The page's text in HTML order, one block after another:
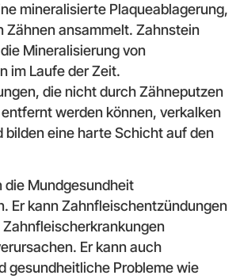
mineralisierte Plaqueablagerung,
Zähnen ansammelt. Zahnstein
Mineralisierung von
im Laufe der Zeit.
die nicht durch Zähneputzen
werden können, verkalken
bilden eine harte Schicht auf den
die Mundgesundheit
Er kann Zahnfleischentzündungen
Er kann auch
gesundheitliche Probleme wie